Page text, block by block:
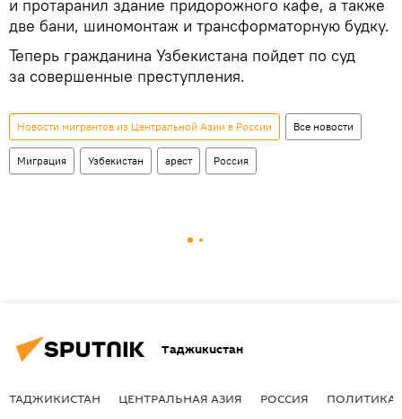
и протаранил здание придорожного кафе, а также
две бани, шиномонтаж и трансформаторную будку.
Теперь гражданина Узбекистана пойдет по суд
за совершенные преступления.
Новости мигрантов из Центральной Азии в России Все новости
Миграция Узбекистан арест Россия
Таджикистан
ТАДЖИКИСТАН ЦЕНТРАЛЬНАЯ АЗИЯ РОССИЯ ПОЛИТИКА